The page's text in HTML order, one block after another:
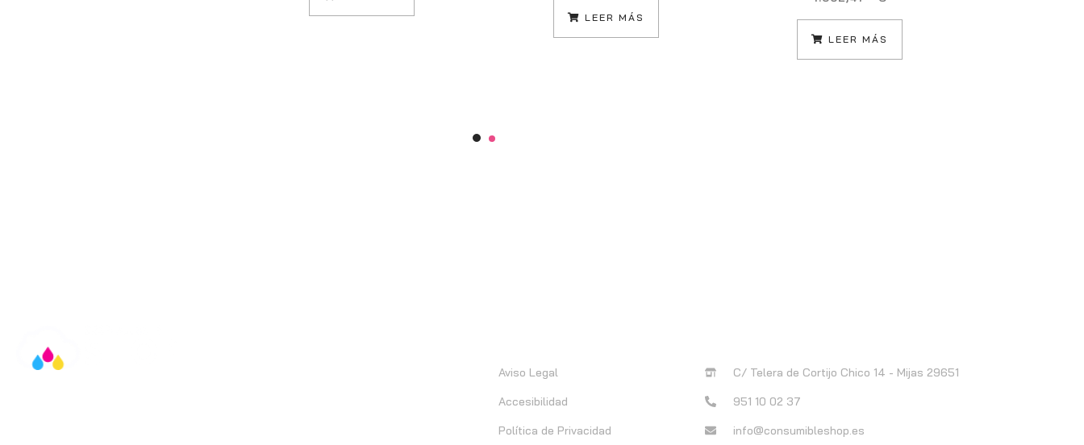
LEER MÁS
LEER MÁS
Aviso Legal
Accesibilidad
Política de Privacidad
C/ Telera de Cortijo Chico 14 - Mijas 29651
951 10 02 37
info@consumibleshop.es